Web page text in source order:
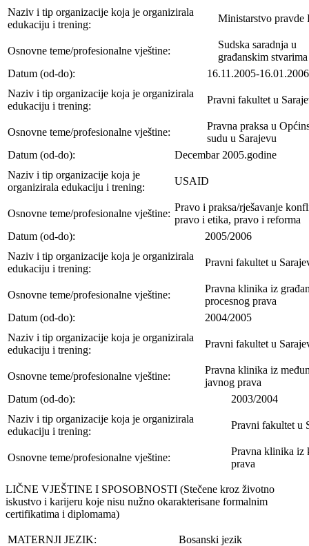
Naziv i tip organizacije koja je organizirala
edukaciju i trening:
Ministarstvo pravde
Osnovne teme/profesionalne vještine:
Sudska saradnja u
građanskim stvarima
Datum (od-do):
16.11.2005-
Naziv i tip organizacije koja je organizirala
edukaciju i trening:
Pravni fakultet u
Osnovne teme/profesionalne vještine:
Pravna praksa u
sudu u Sarajevu
Datum (od-do):
Decembar 2005.godine
Naziv i tip organizacije koja je
organizirala edukaciju i trening:
USAID
Osnovne teme/profesionalne vještine:
Pravo i praksa/rješavanje
pravo i etika, pravo i reforma
Datum (od-do):
2005/2006
Naziv i tip organizacije koja je organizirala
edukaciju i trening:
Pravni fakultet u
Osnovne teme/profesionalne vještine:
Pravna klinika iz
procesnog prava
Datum (od-do):
2004/2005
Naziv i tip organizacije koja je organizirala
edukaciju i trening:
Pravni fakultet u
Osnovne teme/profesionalne vještine:
Pravna klinika iz
javnog prava
Datum (od-do):
2003/2004
Naziv i tip organizacije koja je organizirala
edukaciju i trening:
Pravni fakultet u
Osnovne teme/profesionalne vještine:
Pravna klinika iz
prava
LIČNE VJEŠTINE I SPOSOBNOSTI (Stečene kroz životno
iskustvo i karijeru koje nisu nužno okarakterisane formalnim
certifikatima i diplomama)
MATERNJI JEZIK: Bosanski jezik